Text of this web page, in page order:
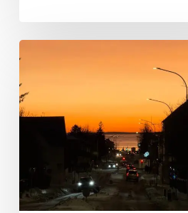
Se
dans
Reykjavík